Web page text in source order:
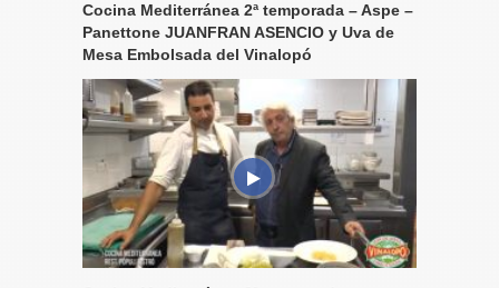
Cocina Mediterránea 2ª temporada – Aspe –
Panettone JUANFRAN ASENCIO y Uva de
Mesa Embolsada del Vinalopó